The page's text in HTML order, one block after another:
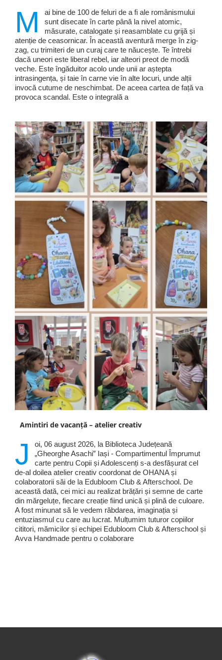
M
ai bine de 100 de feluri de a fi ale românismului
sunt disecate în carte până la nivel atomic,
măsurate, catalogate și reasamblate cu grijă și
atenție de ceasornicar. În această aventură merge în zig-
zag, cu trimiteri de un curaj care te năucește. Te întrebi
dacă uneori este liberal rebel, iar alteori preot de modă
veche. Este îngăduitor acolo unde unii ar aștepta
intrasingența, și taie în carne vie în alte locuri, unde alții
invocă cutume de neschimbat. De aceea cartea de față va
provoca scandal. Este o integrală a
Amintiri de vacanță – atelier creativ
J
oi, 06 august 2026, la Biblioteca Județeană
„Gheorghe Asachi” Iași - Compartimentul Împrumut
carte pentru Copii și Adolescenți s-a desfășurat cel
de-al doilea atelier creativ coordonat de OHANA și
colaboratorii săi de la Edubloom Club & Afterschool. De
această dată, cei mici au realizat brățări și semne de carte
din mărgeluțe, fiecare creație fiind unică și plină de culoare.
A fost minunat să le vedem răbdarea, imaginația și
entuziasmul cu care au lucrat. Mulțumim tuturor copiilor
cititori, mămicilor și echipei Edubloom Club & Afterschool și
Avva Handmade pentru o colaborare